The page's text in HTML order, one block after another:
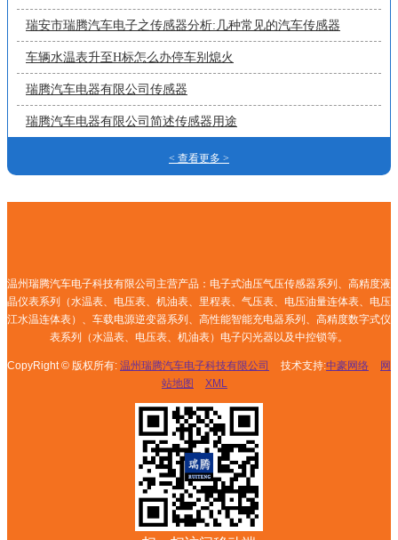
瑞安市瑞腾汽车电子之传感器分析:几种常见的汽车传感器
车辆水温表升至H标怎么办停车别熄火
瑞腾汽车电器有限公司传感器
瑞腾汽车电器有限公司简述传感器用途
< 查看更多 >
温州瑞腾汽车电子科技有限公司主营产品：电子式油压气压传感器系列、高精度液
晶仪表系列（水温表、电压表、机油表、里程表、气压表、电压油量连体表、电压
江水温连体表）、车载电源逆变器系列、高性能智能充电器系列、高精度数字式仪
表系列（水温表、电压表、机油表）电子闪光器以及中控锁等。
CopyRight © 版权所有: 温州瑞腾汽车电子科技有限公司 技术支持:中豪网络
网
站地图
XML